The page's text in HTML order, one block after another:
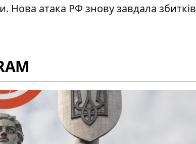
Нова атака РФ знову завдала збитків